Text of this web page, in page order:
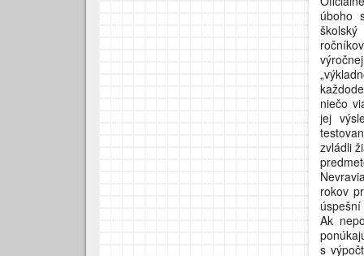
úboho
niečo
jej
zvládli
rokov
Ak
s